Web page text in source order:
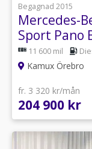
Begagnad 2015
Mercedes-
Sport Pano
11 600 mil
Kamux Örebro
fr. 3 320 kr/mån
204 900 kr